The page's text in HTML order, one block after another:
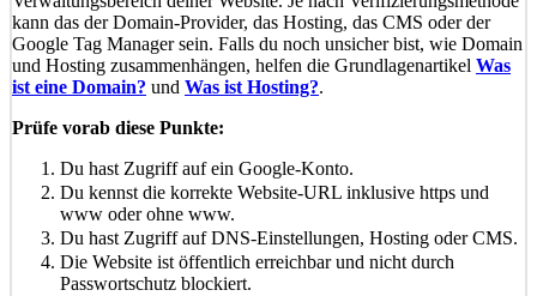
kann das der Domain-Provider, das Hosting, das CMS oder der
Google Tag Manager sein. Falls du noch unsicher bist, wie Domain
und Hosting zusammenhängen, helfen die Grundlagenartikel Was
ist eine Domain? und Was ist Hosting?.
Prüfe vorab diese Punkte:
Du hast Zugriff auf ein Google-Konto.
Du kennst die korrekte Website-URL inklusive https und
www oder ohne www.
Du hast Zugriff auf DNS-Einstellungen, Hosting oder CMS.
Die Website ist öffentlich erreichbar und nicht durch
Passwortschutz blockiert.